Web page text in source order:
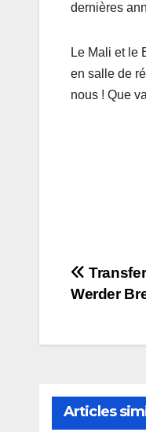
dernières
Le Mali et le
en salle de
nous ! Que
Werder
Articles